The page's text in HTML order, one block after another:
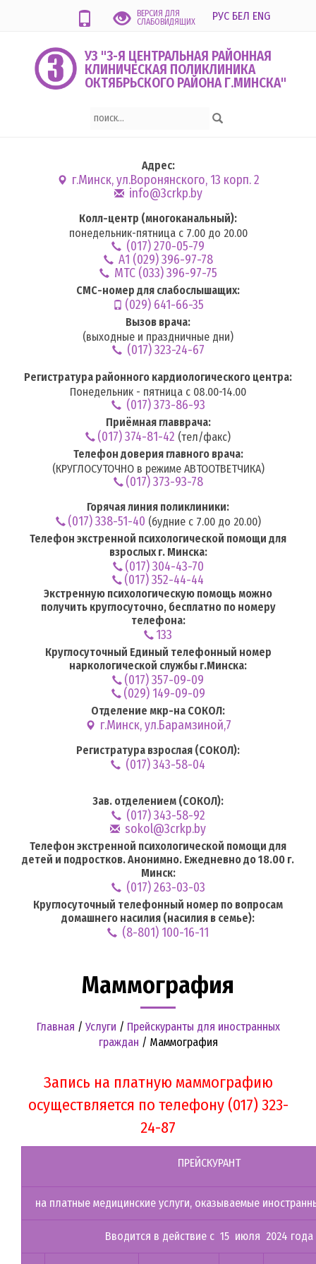
ВЕРСИЯ ДЛЯ
СЛАБОВИДЯЩИХ
РУС БЕЛ ENG
УЗ "3-Я ЦЕНТРАЛЬНАЯ РАЙОННАЯ
КЛИНИЧЕСКАЯ ПОЛИКЛИНИКА
ОКТЯБРЬСКОГО РАЙОНА Г.МИНСКА"
Адрес:
г.Минск, ул.Воронянского, 13 корп. 2
info@3crkp.by
Колл-центр (многоканальный):
понедельник-пятница с 7.00 до 20.00
(017) 270-05-79
А1 (029) 396-97-78
MTC (033) 396-97-75
СМС-номер для слабослышащих:
(029) 641-66-35
Вызов врача:
(выходные и праздничные дни)
(017) 323-24-67
Регистратура районного кардиологического центра:
Понедельник - пятница с 08.00-14.00
(017) 373-86-93
Приёмная главврача:
(017) 374-81-42 (тел/факс)
Телефон доверия главного врача:
(КРУГЛОСУТОЧНО в режиме АВТООТВЕТЧИКА)
(017) 373-93-78
Горячая линия поликлиники:
(017) 338-51-40 (будние с 7.00 до 20.00)
Телефон экстренной психологической помощи для
взрослых г. Минска:
(017) 304-43-70
(017) 352-44-44
Экстренную психологическую помощь можно
получить круглосуточно, бесплатно по номеру
телефона:
133
Круглосуточный Единый телефонный номер
наркологической службы г.Минска:
(017) 357-09-09
(029) 149-09-09
Отделение мкр-на СОКОЛ:
г.Минск, ул.Барамзиной,7
Регистратура взрослая (СОКОЛ):
(017) 343-58-04
Зав. отделением (СОКОЛ):
(017) 343-58-92
sokol@3crkp.by
Телефон экстренной психологической помощи для
детей и подростков. Анонимно. Ежедневно до 18.00 г.
Минск:
(017) 263-03-03
Круглосуточный телефонный номер по вопросам
домашнего насилия (насилия в семье):
(8-801) 100-16-11
Маммография
Главная / Услуги / Прейскуранты для иностранных
граждан / Маммография
Запись на платную маммографию
осуществляется по телефону (017) 323-
24-87
ПРЕЙСКУРАНТ
на платные медицинские услуги, оказываемые
Вводится в действие с 15 июля 2024 года